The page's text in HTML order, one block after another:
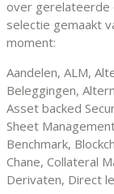
over gerelateerde
selectie gemaakt
moment:
Aandelen, ALM,
Beleggingen,
Asset backed
Sheet
Benchmark,
Chane, Collateral
Derivaten, Direct